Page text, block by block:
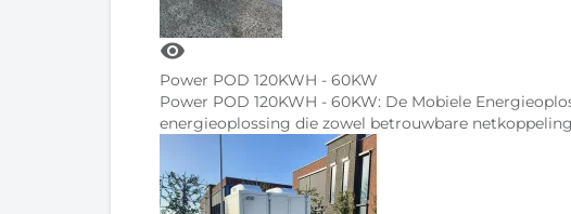
visibility
Power POD 120KWH - 60KW
Power POD 120KWH - 60KW: De Mobiele
energieoplossing die zowel betrouwbare